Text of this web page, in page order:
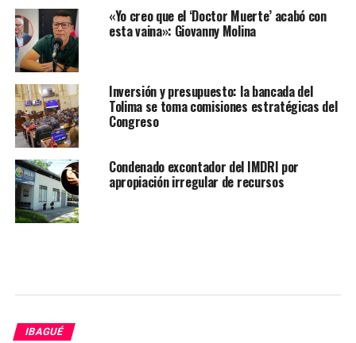
«Yo creo que el ‘Doctor Muerte’ acabó con
esta vaina»: Giovanny Molina
Inversión y presupuesto: la bancada del
Tolima se toma comisiones estratégicas del
Congreso
Condenado excontador del IMDRI por
apropiación irregular de recursos
IBAGUÉ